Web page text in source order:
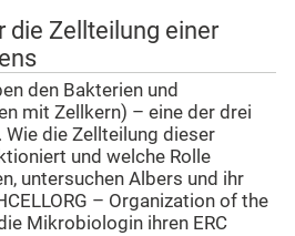
die Zellteilung einer
den Bakterien und
mit Zellkern) – eine der drei
Wie die Zellteilung dieser
und welche Rolle
untersuchen Albers und ihr
– Organization of the
Mikrobiologin ihren ERC